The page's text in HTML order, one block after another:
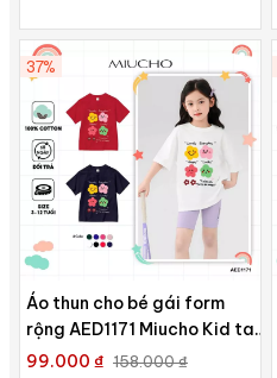
37%
Áo thun cho bé gái form
rộng AED1171 Miucho Kid tay
ngắn cổ tròn in graphic
99.000 ₫ 158.000 ₫